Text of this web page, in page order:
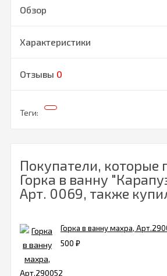
Обзор
Характеристики
Отзывы 0
Теги:
Покупатели, которые
Горка в ванну
Арт. 0069, также
Горка в ванну махра,
500 ₽